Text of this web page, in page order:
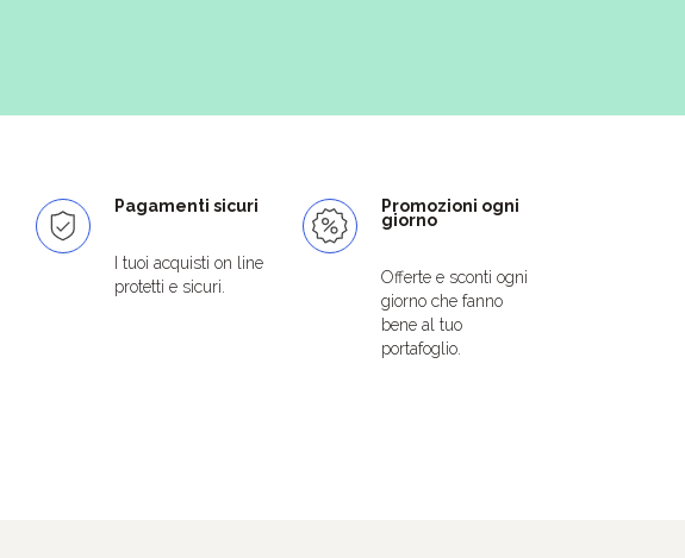
Pagamenti sicuri
I tuoi acquisti on line
protetti e sicuri.
Promozioni ogni
giorno
Offerte e sconti ogni
giorno che fanno
bene al tuo
portafoglio.